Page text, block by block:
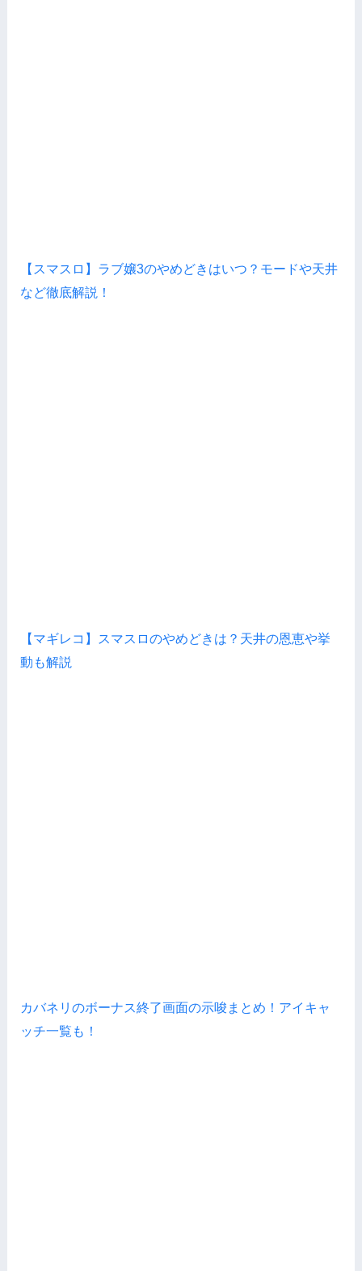
【スマスロ】ラブ嬢3のやめどきはいつ？モードや天井
など徹底解説！
【マギレコ】スマスロのやめどきは？天井の恩恵や挙
動も解説
カバネリのボーナス終了画面の示唆まとめ！アイキャ
ッチ一覧も！